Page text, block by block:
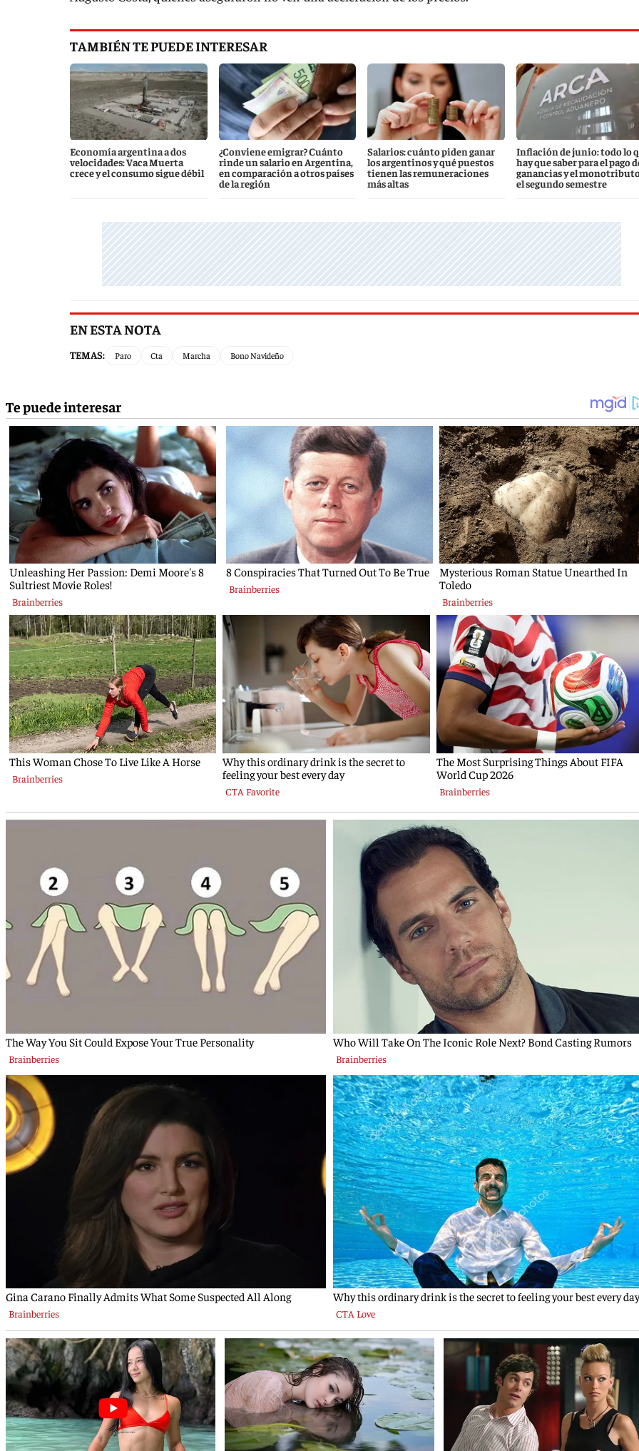
TAMBIÉN TE PUEDE INTERESAR
Economía argentina a dos
velocidades: Vaca Muerta
crece y el consumo sigue débil
¿Conviene emigrar? Cuánto
rinde un salario en Argentina,
en comparación a otros países
de la región
Salarios: cuánto piden ganar
los argentinos y qué puestos
tienen las remuneraciones
más altas
Inflación de junio: todo lo
hay que saber para el pago
ganancias y el
el segundo semestre
EN ESTA NOTA
TEMAS: Paro Cta Marcha Bono Navideño